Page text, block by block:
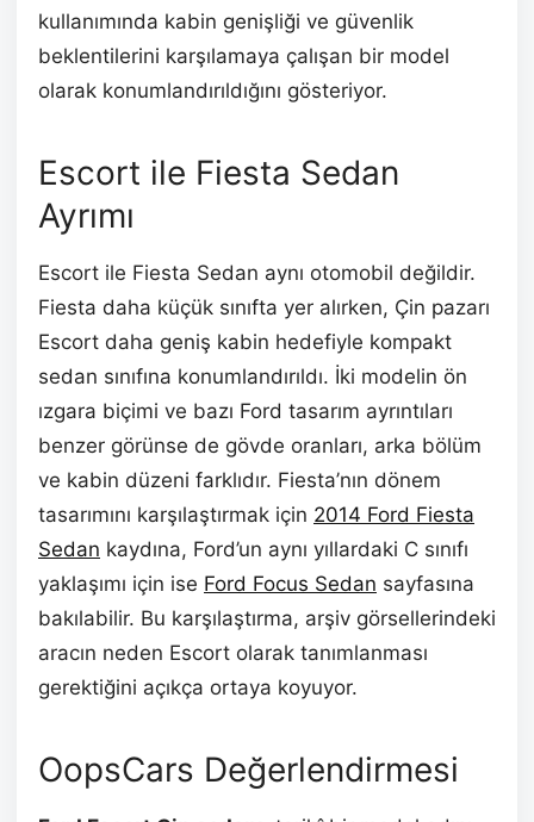
kullanımında kabin genişliği ve güvenlik
beklentilerini karşılamaya çalışan bir model
olarak konumlandırıldığını gösteriyor.
Escort ile Fiesta Sedan
Ayrımı
Escort ile Fiesta Sedan aynı otomobil değildir.
Fiesta daha küçük sınıfta yer alırken, Çin pazarı
Escort daha geniş kabin hedefiyle kompakt
sedan sınıfına konumlandırıldı. İki modelin ön
ızgara biçimi ve bazı Ford tasarım ayrıntıları
benzer görünse de gövde oranları, arka bölüm
ve kabin düzeni farklıdır. Fiesta’nın dönem
tasarımını karşılaştırmak için 2014 Ford Fiesta
Sedan kaydına, Ford’un aynı yıllardaki C sınıfı
yaklaşımı için ise Ford Focus Sedan sayfasına
bakılabilir. Bu karşılaştırma, arşiv görsellerindeki
aracın neden Escort olarak tanımlanması
gerektiğini açıkça ortaya koyuyor.
OopsCars Değerlendirmesi